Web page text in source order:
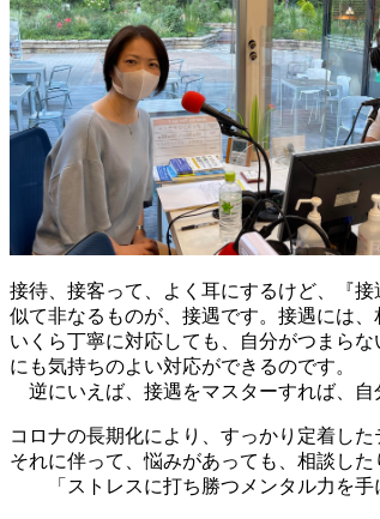
接待、接客って、よく耳にするけど、『接
似て非なるものが、接遇です。接遇には
いくら丁寧に対応しても、自分がつまら
にも気持ちのよい対応ができるのです。
逆にいえば、接遇をマスターすれば、自
コロナの長期化により、すっかり定着し
それに伴って、悩みがあっても、相談し
「ストレスに打ち勝つメンタル力を手